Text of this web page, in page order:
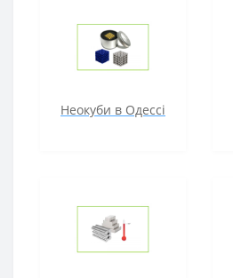
Неокуби в Одессі